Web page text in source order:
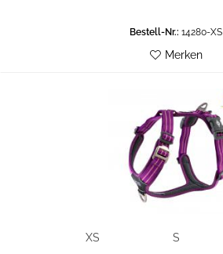
Bestell-Nr.: 14280-XS
Merken
XS S